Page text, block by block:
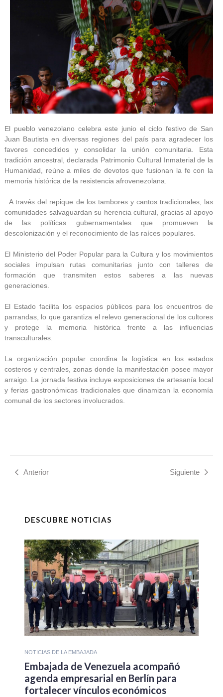
El pueblo venezolano celebra este junio el ciclo festivo de San
Juan Bautista en diversas regiones del país para agradecer los
favores concedidos y consolidar la unión comunitaria. Esta
tradición ancestral, declarada Patrimonio Cultural Inmaterial de la
Humanidad, reúne a miles de devotos que fusionan la fe con la
memoria histórica de la resistencia afrovenezolana.
A través del repique de los tambores y cantos tradicionales, las
comunidades salvaguardan su herencia cultural, gracias al apoyo
de las políticas gubernamentales que promueven la
descolonización y el reconocimiento de las raíces populares.
El Ministerio del Poder Popular para la Cultura y los movimientos
sociales impulsan rutas comunitarias junto con talleres de
formación que transmiten estos saberes a las nuevas
generaciones.
El Estado facilita los espacios públicos para los encuentros de
parrandas, lo que garantiza el relevo generacional de los cultores
y protege la memoria histórica frente a las influencias
transculturales.
La organización popular coordina la logística en los estados
costeros y centrales, zonas donde la manifestación posee mayor
arraigo. La jornada festiva incluye exposiciones de artesanía local
y ferias gastronómicas tradicionales que dinamizan la economía
comunal de los sectores involucrados.
Anterior Siguiente
DESCUBRE NOTICIAS
NOTICIAS DE LA EMBAJADA
Embajada de Venezuela acompañó
agenda empresarial en Berlín para
fortalecer vínculos económicos